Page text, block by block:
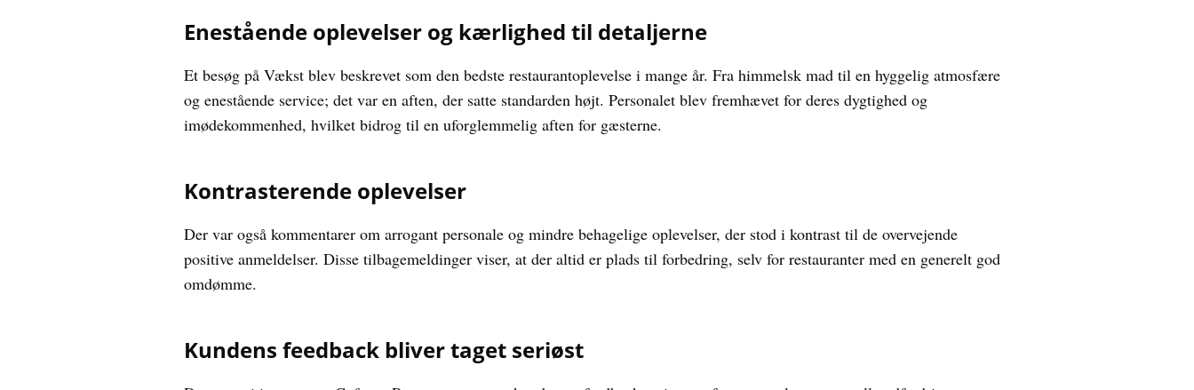
Enestående oplevelser og kærlighed til detaljerne
Et besøg på Vækst blev beskrevet som den bedste restaurantoplevelse i mange år. Fra himmelsk mad til en hyggelig atmosfære
og enestående service; det var en aften, der satte standarden højt. Personalet blev fremhævet for deres dygtighed og
imødekommenhed, hvilket bidrog til en uforglemmelig aften for gæsterne.
Kontrasterende oplevelser
Der var også kommentarer om arrogant personale og mindre behagelige oplevelser, der stod i kontrast til de overvejende
positive anmeldelser. Disse tilbagemeldinger viser, at der altid er plads til forbedring, selv for restauranter med en generelt god
omdømme.
Kundens feedback bliver taget seriøst